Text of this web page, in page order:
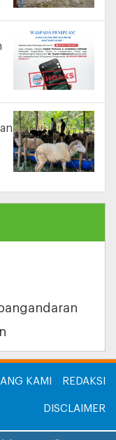
KAMI REDAKSI
DISCLAIMER